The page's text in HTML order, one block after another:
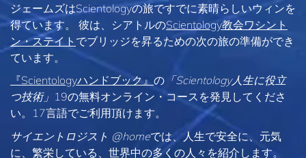
ジェームズはScientologyの旅ですでに素晴らしいウィンを
得ています。 彼は、シアトルのScientology教会ワシント
ン・ステイト でブリッジを昇るための次の旅の準備ができ
ています。
『Scientologyハンドブック』 の 「Scientology人生に役立
つ技術」 19の無料オンライン・コースを発見してくださ
い。17言語でご利用頂けます。
サイエントロジスト @homeでは、人生で安全に、元気
に、繁栄している、世界中の多くの人々を紹介します。